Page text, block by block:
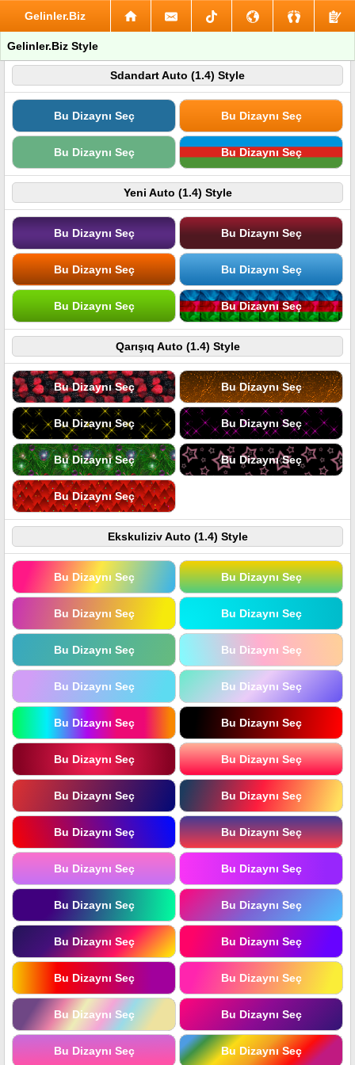
Gelinler.Biz
Gelinler.Biz Style
Sdandart Auto (1.4) Style
Bu Dizaynı Seç Bu Dizaynı Seç
Bu Dizaynı Seç Bu Dizaynı Seç
Yeni Auto (1.4) Style
Bu Dizaynı Seç Bu Dizaynı Seç
Bu Dizaynı Seç Bu Dizaynı Seç
Bu Dizaynı Seç Bu Dizaynı Seç
Qarışıq Auto (1.4) Style
Bu Dizaynı Seç Bu Dizaynı Seç
Bu Dizaynı Seç Bu Dizaynı Seç
Bu Dizaynı Seç Bu Dizaynı Seç
Bu Dizaynı Seç
Ekskuliziv Auto (1.4) Style
Bu Dizaynı Seç Bu Dizaynı Seç
Bu Dizaynı Seç Bu Dizaynı Seç
Bu Dizaynı Seç Bu Dizaynı Seç
Bu Dizaynı Seç Bu Dizaynı Seç
Bu Dizaynı Seç Bu Dizaynı Seç
Bu Dizaynı Seç Bu Dizaynı Seç
Bu Dizaynı Seç Bu Dizaynı Seç
Bu Dizaynı Seç Bu Dizaynı Seç
Bu Dizaynı Seç Bu Dizaynı Seç
Bu Dizaynı Seç Bu Dizaynı Seç
Bu Dizaynı Seç Bu Dizaynı Seç
Bu Dizaynı Seç Bu Dizaynı Seç
Bu Dizaynı Seç Bu Dizaynı Seç
Bu Dizaynı Seç Bu Dizaynı Seç